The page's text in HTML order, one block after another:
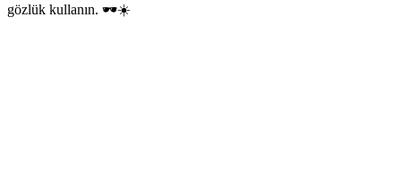
gözlük kullanın. 🕶️☀️